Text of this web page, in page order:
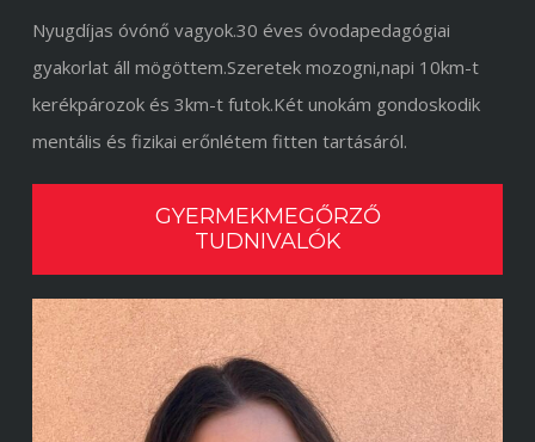
Nyugdíjas óvónő vagyok.30 éves óvodapedagógiai
gyakorlat áll mögöttem.Szeretek mozogni,napi 10km-t
kerékpározok és 3km-t futok.Két unokám gondoskodik
mentális és fizikai erőnlétem fitten tartásáról.
GYERMEKMEGŐRZŐ
TUDNIVALÓK